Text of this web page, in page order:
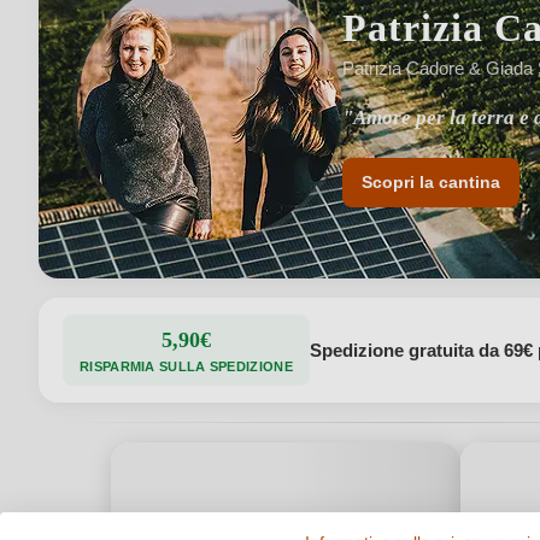
Patrizia
Patrizia Cadore & Giada
"Amore per la terra e
"Un'impegno
Scopri la cantina
5,90€
RISPARMIA SULLA SPEDIZIONE
Spedizione gratuita da 69€